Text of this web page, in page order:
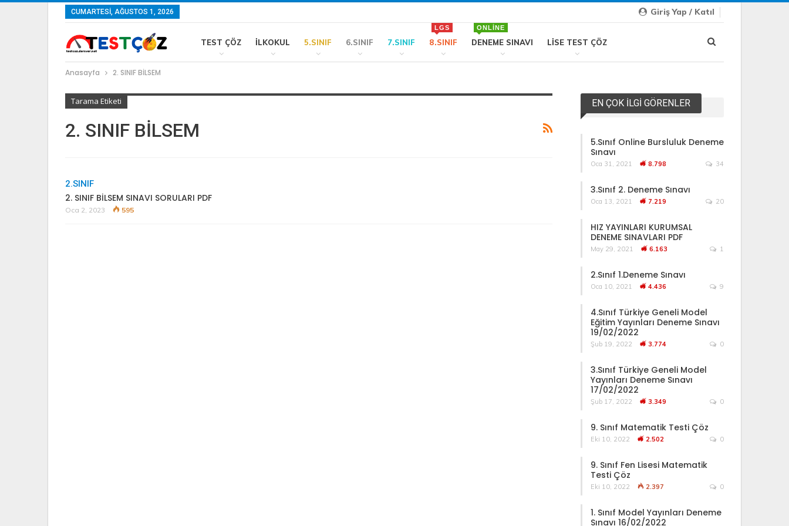
Giriş Yap / Katıl
CUMARTESI, AĞUSTOS 1, 2026
TEST ÇÖZ İLKOKUL 5.SINIF 6.SINIF 7.SINIF 8.SINIF
LGS
DENEME SINAVI
ONLINE
LISE TEST ÇÖZ
Anasayfa 2. SINIF BİLSEM
Tarama Etiketi
2. SINIF BİLSEM
2.SINIF
2. SINIF BİLSEM SINAVI SORULARI PDF
Oca 2, 2023 595
EN ÇOK İLGI GÖRENLER
5.Sınıf Online Bursluluk Deneme
Sınavı
Oca 31, 2021 8.798 34
3.Sınıf 2. Deneme Sınavı
Oca 13, 2021 7.219 20
HIZ YAYINLARI KURUMSAL
DENEME SINAVLARI PDF
May 29, 2021 6.163 1
2.Sınıf 1.Deneme Sınavı
Oca 10, 2021 4.436 9
4.Sınıf Türkiye Geneli Model
Eğitim Yayınları Deneme Sınavı
19/02/2022
Şub 19, 2022 3.774 0
3.Sınıf Türkiye Geneli Model
Yayınları Deneme Sınavı
17/02/2022
Şub 17, 2022 3.349 0
9. Sınıf Matematik Testi Çöz
Eki 10, 2022 2.502 0
9. Sınıf Fen Lisesi Matematik
Testi Çöz
Eki 10, 2022 2.397 0
1. Sınıf Model Yayınları Deneme
Sınavı 16/02/2022